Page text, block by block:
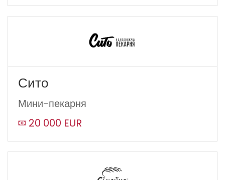
Сито
Мини-пекарня
20 000 EUR